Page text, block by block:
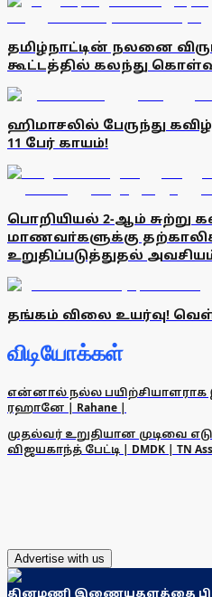
தமிழ்நாட்டின் நலனை
கூட்டத்தில் கலந்து
ஹிமாசலில் பேருந்து
11 பேர் காயம்!
பொறியியல் 2-ஆம் சுற்று
மாணவா்களுக்கு
உறுதிப்படுத்துதல்
தங்கம் விலை உயர்வு!
விடியோக்கள்
என்னால் நல்ல பயிற்சியாளராக
ரஹானே | Rahane |
முதல்வர் உறுதியான முடிவை
விஜயகாந்த் பேட்டி | DMDK | TN
Advertise with us
தினமணி இணையதளத்தை